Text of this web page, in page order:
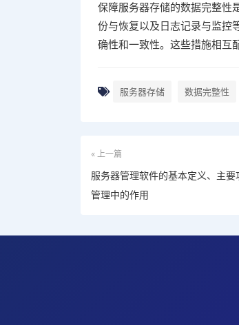
保障服务器存储的数据完整性
份与恢复以及日志记录与监控
确性和一致性。这些措施相互
服务器存储 数据完整性
« 上一篇
服务器管理软件的基本定义、主
管理中的作用